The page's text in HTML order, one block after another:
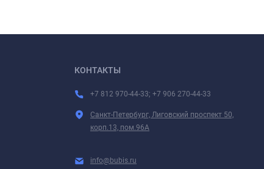
КОНТАКТЫ
+7 812 970-44-33; +7 906 270-44-33
Санкт-Петербург, Лиговский проспект 50,
корп.13, пом.96А
info@bubis.ru